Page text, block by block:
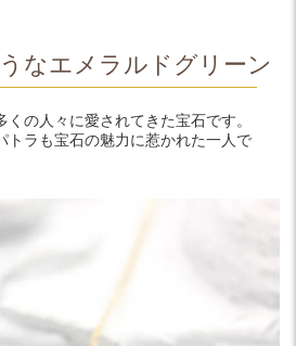
なエメラルドグリーン
の人々に愛されてきた宝石です。
トラも宝石の魅力に惹かれた一人で